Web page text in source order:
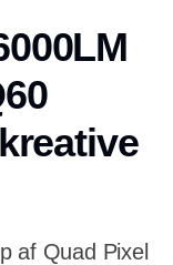
af Quad Pixel